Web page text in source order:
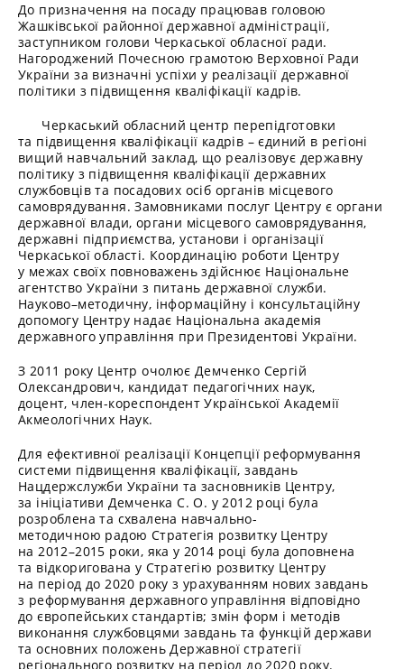
До призначення на посаду працював головою
Жашківської районної державної адміністрації,
заступником голови Черкаської обласної ради.
Нагороджений Почесною грамотою Верховної Ради
України за визначні успіхи у реалізації державної
політики з підвищення кваліфікації кадрів.
Черкаський обласний центр перепідготовки
та підвищення кваліфікації кадрів – єдиний в регіоні
вищий навчальний заклад, що реалізовує державну
політику з підвищення кваліфікації державних
службовців та посадових осіб органів місцевого
самоврядування. Замовниками послуг Центру є органи
державної влади, органи місцевого самоврядування,
державні підприємства, установи і організації
Черкаської області. Координацію роботи Центру
у межах своїх повноважень здійснює Національне
агентство України з питань державної служби.
Науково–методичну, інформаційну і консультаційну
допомогу Центру надає Національна академія
державного управління при Президентові України.
З 2011 року Центр очолює Демченко Сергій
Олександрович, кандидат педагогічних наук,
доцент, член-кореспондент Української Академії
Акмеологічних Наук.
Для ефективної реалізації Концепції реформування
системи підвищення кваліфікації, завдань
Нацдержслужби України та засновників Центру,
за ініціативи Демченка С. О. у 2012 році була
розроблена та схвалена навчально-
методичною радою Стратегія розвитку Центру
на 2012–2015 роки, яка у 2014 році була доповнена
та відкоригована у Стратегію розвитку Центру
на період до 2020 року з урахуванням нових завдань
з реформування державного управління відповідно
до європейських стандартів; змін форм і методів
виконання службовцями завдань та функцій держави
та основних положень Державної стратегії
регіонального розвитку на період до 2020 року.